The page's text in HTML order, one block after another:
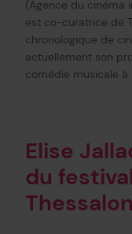
(Agence du cinéma
est co-curatrice de
chronologique de
actuellement son
comédie musicale à
Elise
du